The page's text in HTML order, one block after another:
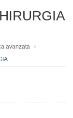
avanzata